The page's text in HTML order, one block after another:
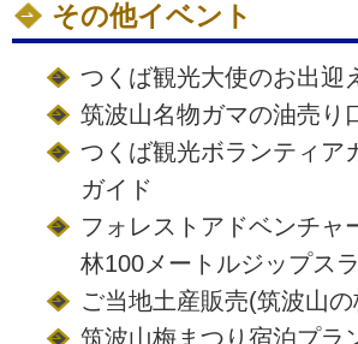
その他イベント
つくば観光大使のお出迎
筑波山名物ガマの油売り
つくば観光ボランティア
ガイド
フォレストアドベンチャ
林100メートルジップス
ご当地土産販売(筑波山
筑波山梅まつり宿泊プラ